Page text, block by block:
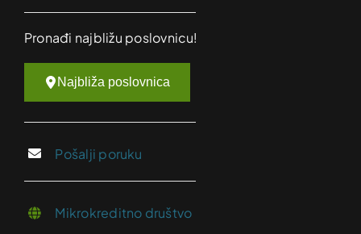
Pronađi najbližu poslovnicu!
Najbliža poslovnica
Pošalji poruku
Mikrokreditno društvo